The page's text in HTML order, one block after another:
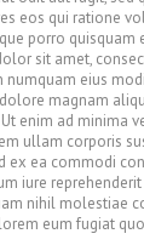
eos qui ratione
porro quisquam
sit amet,
numquam eius
magnam
enim ad minima
ullam corporis
ex ea commodi
iure
nihil molestiae
eum fugiat